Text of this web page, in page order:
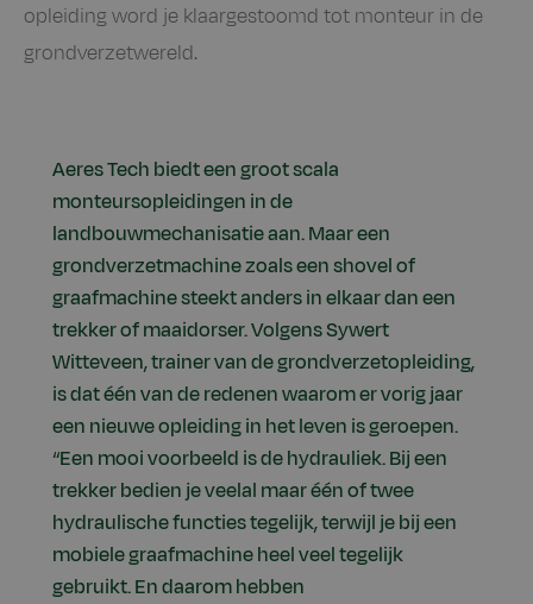
opleiding word je klaargestoomd tot monteur in de
grondverzetwereld.
Aeres Tech biedt een groot scala
monteursopleidingen in de
landbouwmechanisatie aan. Maar een
grondverzetmachine zoals een shovel of
graafmachine steekt anders in elkaar dan een
trekker of maaidorser. Volgens Sywert
Witteveen, trainer van de grondverzetopleiding,
is dat één van de redenen waarom er vorig jaar
een nieuwe opleiding in het leven is geroepen.
“Een mooi voorbeeld is de hydrauliek. Bij een
trekker bedien je veelal maar één of twee
hydraulische functies tegelijk, terwijl je bij een
mobiele graafmachine heel veel tegelijk
gebruikt. En daarom hebben